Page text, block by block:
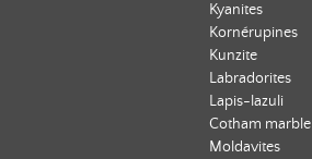
Kyanites
Kornérupines
Kunzite
Labradorites
Lapis-lazuli
Cotham marble
Moldavites